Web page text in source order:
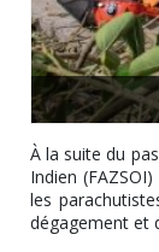
À la suite du
Indien
les
dégagement et